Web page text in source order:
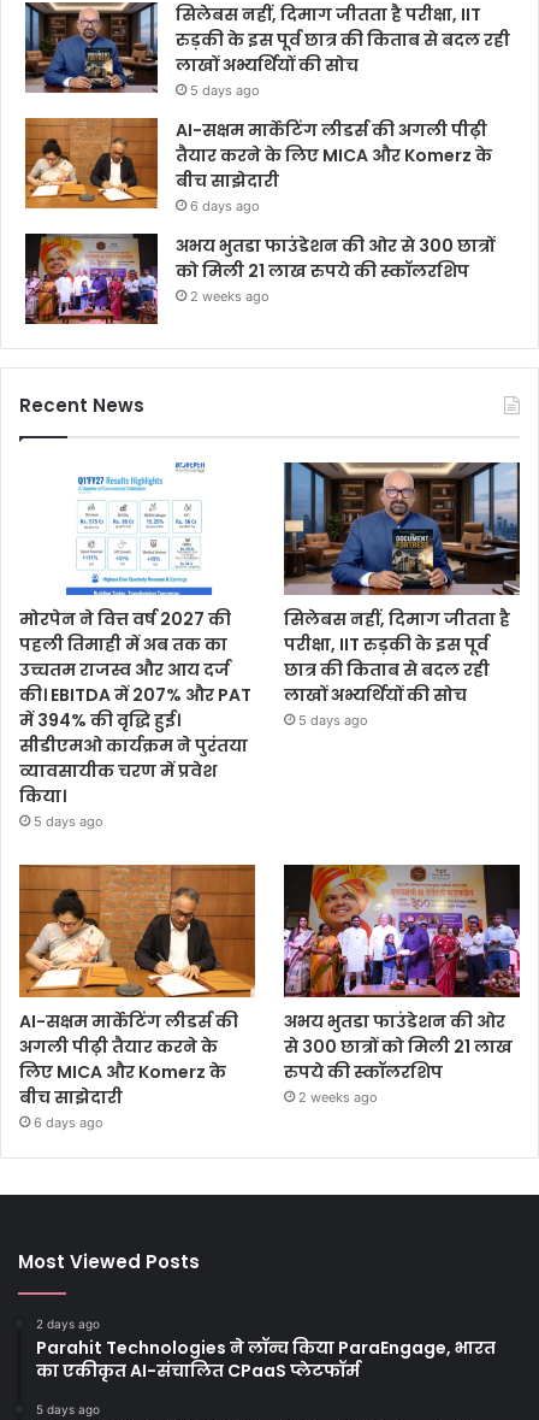
सिलेबस नहीं, दिमाग जीतता है परीक्षा, IIT
रुड़की के इस पूर्व छात्र की किताब से बदल रही
लाखों अभ्यर्थियों की सोच
5 days ago
AI-सक्षम मार्केटिंग लीडर्स की अगली पीढ़ी
तैयार करने के लिए MICA और Komerz के
बीच साझेदारी
6 days ago
अभय भुतडा फाउंडेशन की ओर से 300 छात्रों
को मिली 21 लाख रुपये की स्कॉलरशिप
2 weeks ago
Recent News
मोरपेन ने वित्त वर्ष 2027 की
पहली तिमाही में अब तक का
उच्चतम राजस्व और आय दर्ज
की। EBITDA में 207% और PAT
में 394% की वृद्धि हुई।
सीडीएमओ कार्यक्रम ने पुरंतया
व्यावसायीक चरण में प्रवेश
किया।
5 days ago
सिलेबस नहीं, दिमाग जीतता है
परीक्षा, IIT रुड़की के इस पूर्व
छात्र की किताब से बदल रही
लाखों अभ्यर्थियों की सोच
5 days ago
AI-सक्षम मार्केटिंग लीडर्स की
अगली पीढ़ी तैयार करने के
लिए MICA और Komerz के
बीच साझेदारी
6 days ago
अभय भुतडा फाउंडेशन की ओर
से 300 छात्रों को मिली 21 लाख
रुपये की स्कॉलरशिप
2 weeks ago
Most Viewed Posts
2 days ago
Parahit Technologies ने लॉन्च किया ParaEngage, भारत
का एकीकृत AI-संचालित CPaaS प्लेटफॉर्म
5 days ago